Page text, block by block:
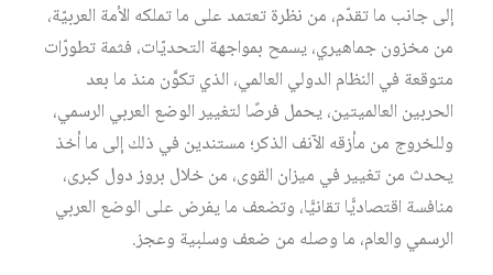
إلى جانب ما تقدّم، من نظرة تعتمد على ما تملكه الأمة العربيّة،
من مخزون جماهيري، يسمح بمواجهة التحديّات، فثمة تطورّات
متوقعة في النظام الدولي العالمي، الذي تكوَّن منذ ما بعد
الحربين العالميتين، يحمل فرصًا لتغيير الوضع العربي الرسمي،
وللخروج من مأزقه الآنف الذكر؛ مستندين في ذلك إلى ما أخذ
يحدث من تغيير في ميزان القوى، من خلال بروز دول كبرى،
منافسة اقتصاديًّا تقانيًّا، وتضعف ما يفرض على الوضع العربي
الرسمي والعام، ما وصله من ضعف وسلبية وعجز.